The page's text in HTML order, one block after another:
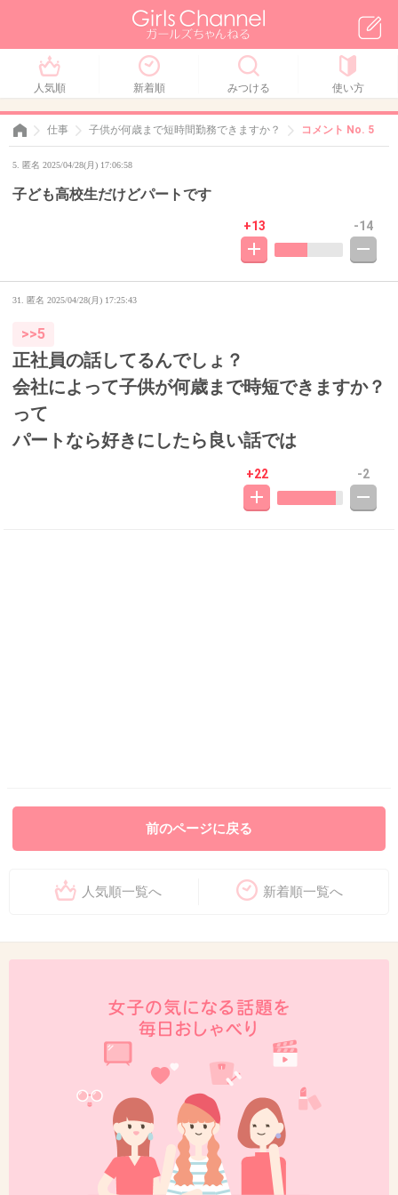
人気順 新着順 みつける 使い方
仕事 子供が何歳まで短時間勤務できますか？ コメント No. 5
5. 匿名 2025/04/28(月) 17:06:58
子ども高校生だけどパートです
+13 -14
31. 匿名 2025/04/28(月) 17:25:43
>>5
正社員の話してるんでしょ？
会社によって子供が何歳まで時短できますか？
って
パートなら好きにしたら良い話では
+22 -2
前のページに戻る
人気順一覧へ 新着順一覧へ